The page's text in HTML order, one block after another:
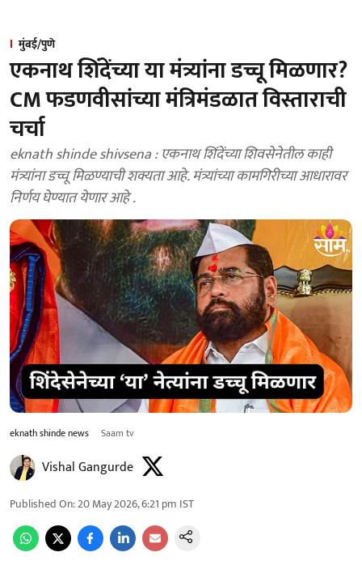
मुंबई/पुणे
एकनाथ शिंदेंच्या या मंत्र्यांना डच्चू मिळणार?
CM फडणवीसांच्या मंत्रिमंडळात विस्ताराची
चर्चा
eknath shinde shivsena : एकनाथ शिंदेंच्या शिवसेनेतील काही
मंत्र्यांना डच्चू मिळण्याची शक्यता आहे. मंत्र्यांच्या कामगिरीच्या आधारावर
निर्णय घेण्यात येणार आहे .
eknath shinde news Saam tv
Vishal Gangurde
Published On:20 May 2026, 6:21 pm IST